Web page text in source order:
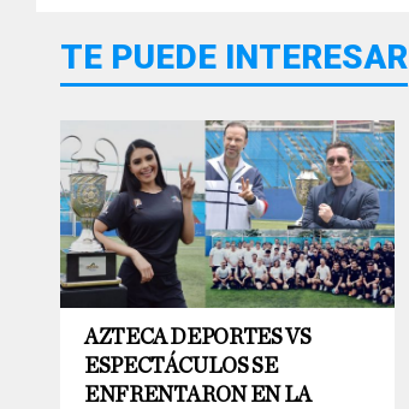
TE PUEDE INTERESAR
AZTECA DEPORTES VS
ESPECTÁCULOS SE
ENFRENTARON EN LA